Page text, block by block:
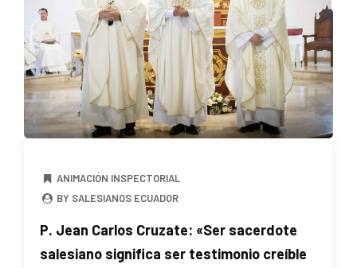
ANIMACIÓN INSPECTORIAL
BY SALESIANOS ECUADOR
P. Jean Carlos Cruzate: «Ser sacerdote
salesiano significa ser testimonio creíble